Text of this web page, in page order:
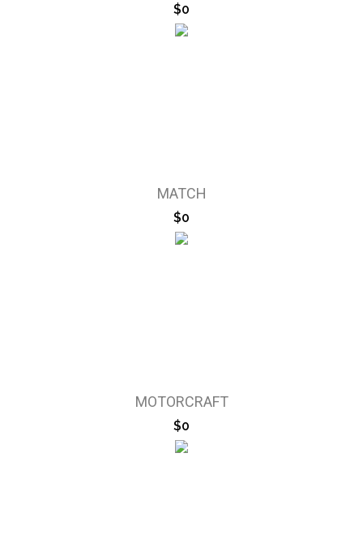
$0
MATCH
$0
MOTORCRAFT
$0